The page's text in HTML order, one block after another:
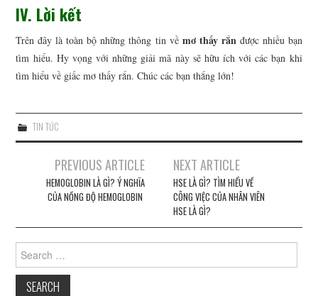
IV. Lời kết
Trên đây là toàn bộ những thông tin vềmơ thấy rắnđược nhiều bạn
tìm hiểu. Hy vọng với những giải mã này sẽ hữu ích với các bạn khi
tìm hiểu về giấc mơ thấy rắn. Chúc các bạn thắng lớn!
TIN TỨC
Post navigation
PREVIOUS ARTICLE
HEMOGLOBIN LÀ GÌ? Ý NGHĨA
CỦA NỒNG ĐỘ HEMOGLOBIN
NEXT ARTICLE
HSE LÀ GÌ? TÌM HIỂU VỀ
CÔNG VIỆC CỦA NHÂN VIÊN
HSE LÀ GÌ?
Search for: